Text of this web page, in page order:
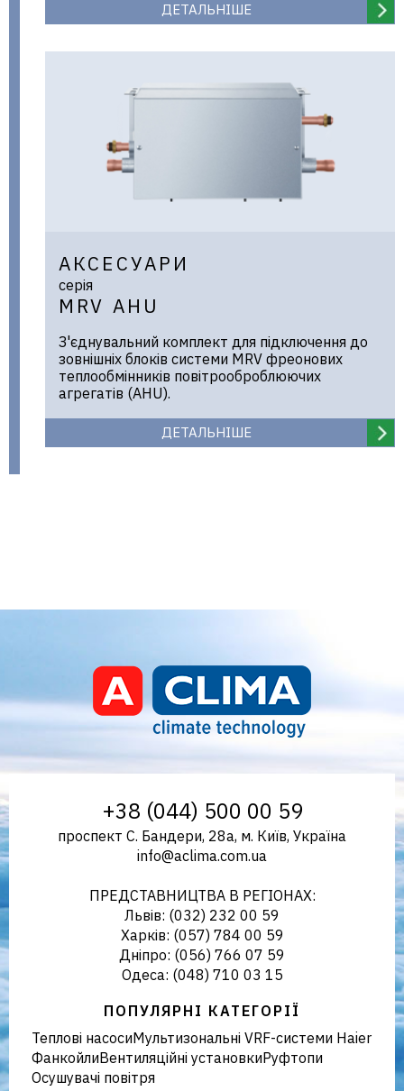
ДЕТАЛЬНІШЕ
АКСЕСУАРИ
серія
MRV AHU
З'єднувальний комплект для підключення до
зовнішніх блоків системи MRV фреонових
теплообмінників повітрооброблюючих
агрегатів (AHU).
ДЕТАЛЬНІШЕ
Україні
+38 (044) 500 00 59
проспект С. Бандери, 28а, м. Київ, Україна
info@aclima.com.ua
ПРЕДСТАВНИЦТВА В РЕГІОНАХ:
Львів: (032) 232 00 59
Харків: (057) 784 00 59
Дніпро: (056) 766 07 59
Одеса: (048) 710 03 15
ПОПУЛЯРНІ КАТЕГОРІЇ
Теплові насосиМультизональні VRF-системи Haier
ФанкойлиВентиляційні установкиРуфтопи
Осушувачі повітря